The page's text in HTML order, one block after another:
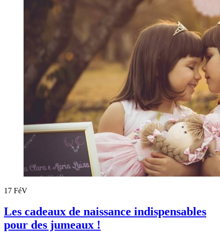
17 FéV
Les cadeaux de naissance indispensables
pour des jumeaux !